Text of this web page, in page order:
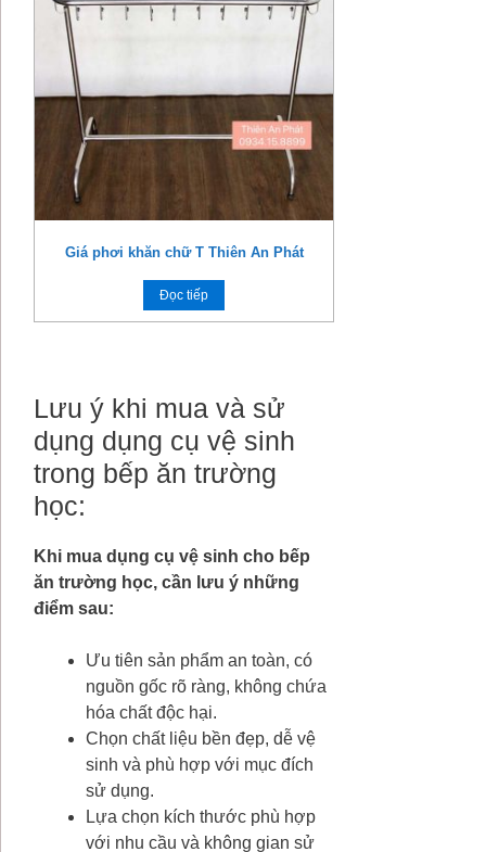
Giá phơi khăn chữ T Thiên An Phát
Đọc tiếp
Lưu ý khi mua và sử
dụng dụng cụ vệ sinh
trong bếp ăn trường
học:
Khi mua dụng cụ vệ sinh cho bếp
ăn trường học, cần lưu ý những
điểm sau:
Ưu tiên sản phẩm an toàn, có
nguồn gốc rõ ràng, không chứa
hóa chất độc hại.
Chọn chất liệu bền đẹp, dễ vệ
sinh và phù hợp với mục đích
sử dụng.
Lựa chọn kích thước phù hợp
với nhu cầu và không gian sử